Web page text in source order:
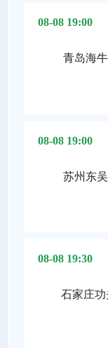
08-08 19:00
青岛海牛
08-08 19:00
苏州东吴
08-08 19:30
石家庄功